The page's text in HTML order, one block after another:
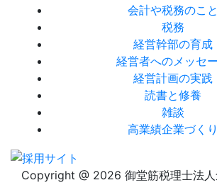
会計や税務のこと
税務
経営幹部の育成
経営者へのメッセ
経営計画の実践
読書と修養
雑談
高業績企業づくり
Copyright @ 2026 御堂筋税理士法